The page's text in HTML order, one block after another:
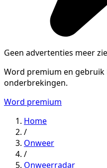
Geen advertenties meer
Word premium en
onderbrekingen.
Word premium
Home
/
Onweer
/
Onweerradar